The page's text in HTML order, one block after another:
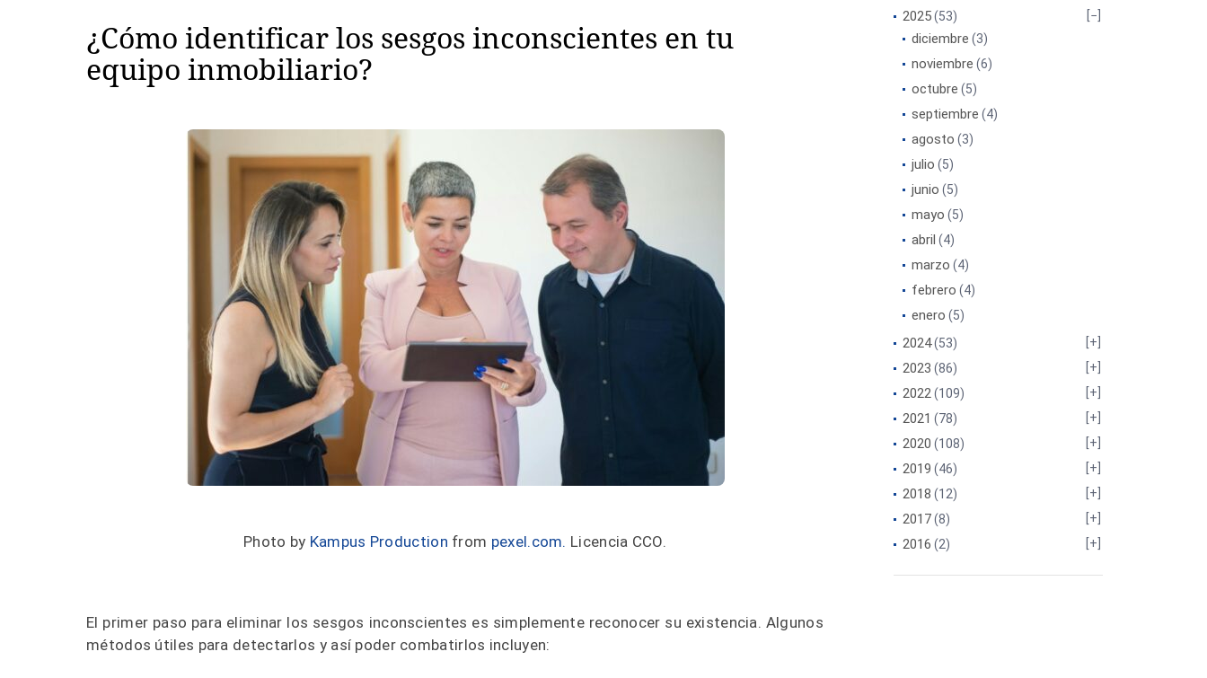
¿Cómo identificar los sesgos inconscientes en tu
equipo inmobiliario?
Photo by Kampus Production from pexel.com. Licencia CCO.
El primer paso para eliminar los sesgos inconscientes es simplemente reconocer su existencia. Algunos
métodos útiles para detectarlos y así poder combatirlos incluyen:
2025(53)
diciembre (3)
noviembre (6)
octubre (5)
septiembre (4)
agosto (3)
julio (5)
junio (5)
mayo (5)
abril (4)
marzo (4)
febrero (4)
enero (5)
2024(53)
2023 (86)
2022(109)
2021 (78)
2020 (108)
2019 (46)
2018 (12)
2017(8)
2016 (2)